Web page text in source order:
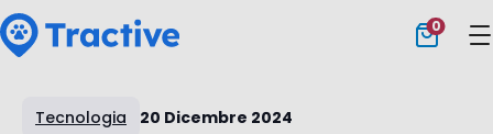
0
Tecnologia 20 Dicembre 2024